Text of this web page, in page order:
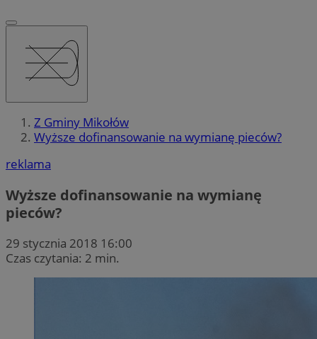
Z Gminy Mikołów
Wyższe dofinansowanie na wymianę pieców?
reklama
Wyższe dofinansowanie na wymianę
pieców?
29 stycznia 2018 16:00
Czas czytania: 2 min.